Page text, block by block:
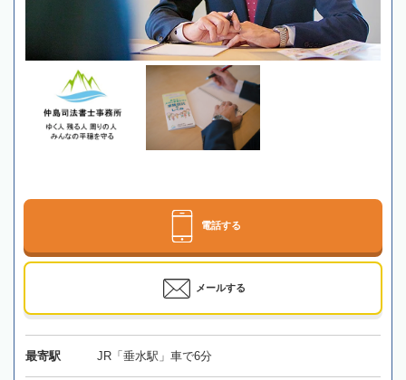
電話する
メールする
最寄駅 JR「垂水駅」車で6分